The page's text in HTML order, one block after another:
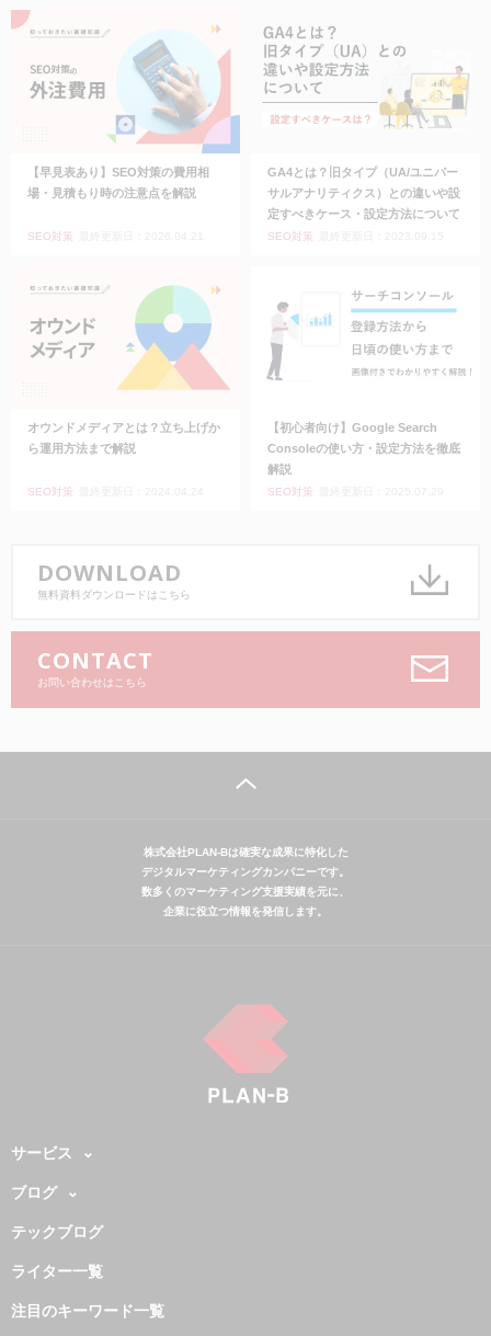
【早見表あり】SEO対策の費用相
場・見積もり時の注意点を解説
SEO対策
GA4とは？旧タイプ（UA/ユニバー
サルアナリティクス）との違いや設
定すべきケース・設定方法について
SEO対策
オウンドメディアとは？立ち上げか
ら運用方法まで解説
SEO対策
【初心者向け】Google Search
Consoleの使い方・設定方法を徹底
解説
SEO対策
DOWNLOAD
無料資料ダウンロードはこちら
CONTACT
お問い合わせはこちら
株式会社PLAN-Bは確実な成果に特化した
デジタルマーケティングカンパニーです。
数多くのマーケティング支援実績を元に、
企業に役立つ情報を発信します。
サービス
ブログ
テックブログ
ライター一覧
注目のキーワード一覧